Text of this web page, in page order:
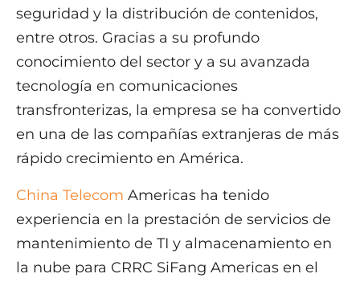
seguridad y la distribución de contenidos,
entre otros. Gracias a su profundo
conocimiento del sector y a su avanzada
tecnología en comunicaciones
transfronterizas, la empresa se ha convertido
en una de las compañías extranjeras de más
rápido crecimiento en América.
China Telecom Americas ha tenido
experiencia en la prestación de servicios de
mantenimiento de TI y almacenamiento en
la nube para CRRC SiFang Americas en el